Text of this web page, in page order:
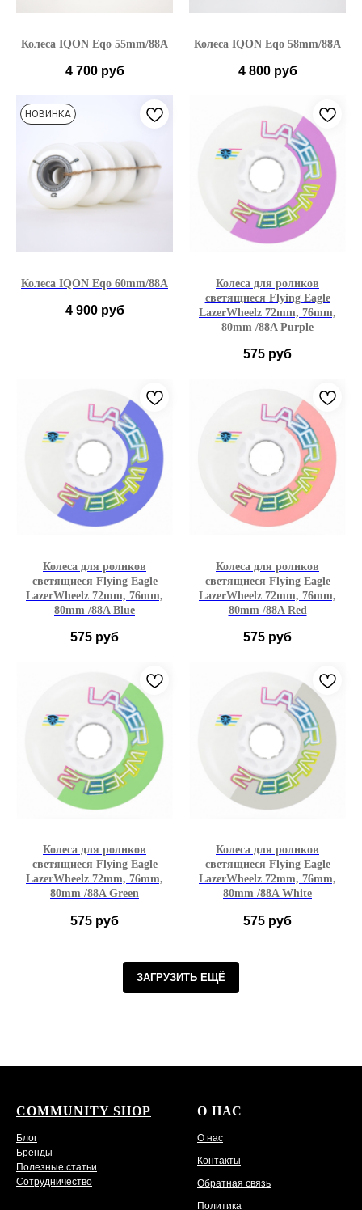
Колеса IQON Eqo 55mm/88A
4 700 руб
Колеса IQON Eqo 58mm/88A
4 800 руб
НОВИНКА
Колеса IQON Eqo 60mm/88A
4 900 руб
Колеса для роликов
светящиеся Flying Eagle
LazerWheelz 72mm, 76mm,
80mm /88A Purple
575 руб
80мм
Фиолетовый
4
Колеса для роликов
светящиеся Flying Eagle
LazerWheelz 72mm, 76mm,
80mm /88A Blue
575 руб
80мм
Синий
4
Колеса для роликов
светящиеся Flying Eagle
LazerWheelz 72mm, 76mm,
80mm /88A Red
575 руб
80мм
Красный
4
Колеса для роликов
светящиеся Flying Eagle
LazerWheelz 72mm, 76mm,
80mm /88A Green
575 руб
Колеса для роликов
светящиеся Flying Eagle
LazerWheelz 72mm, 76mm,
80mm /88A White
575 руб
ЗАГРУЗИТЬ ЕЩЁ
COMMUNITY SHOP
Блог
Бренды
Полезные статьи
Сотрудничество
О НАС
О нас
Контакты
Обратная связь
Политика